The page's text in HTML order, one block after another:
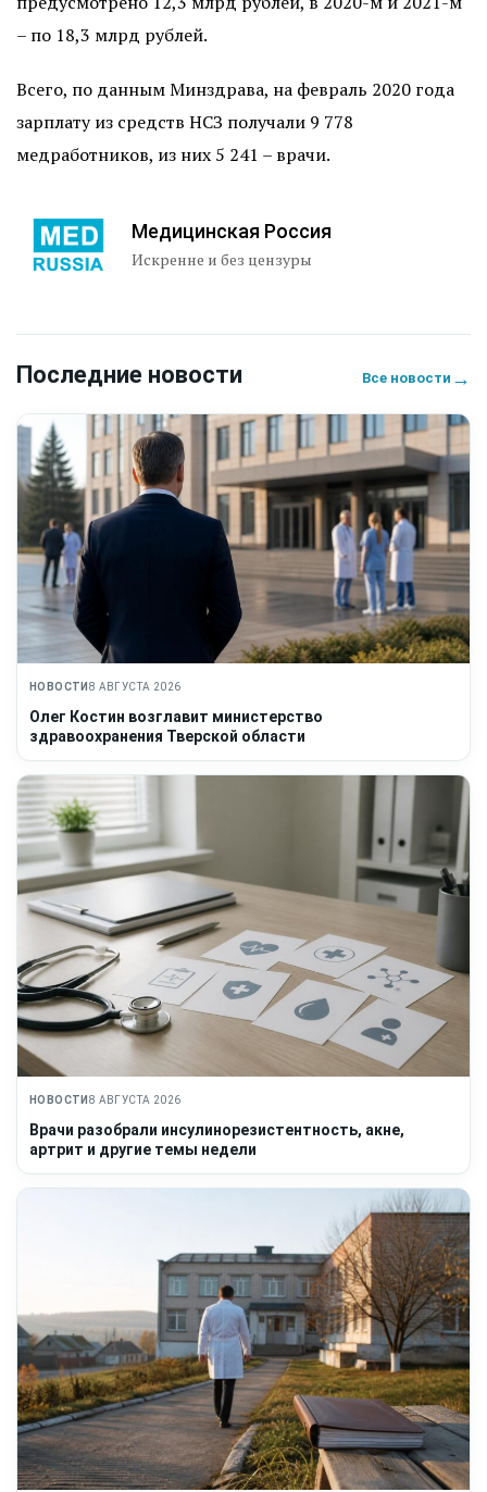
– по 18,3 млрд рублей.
Всего, по данным Минздрава, на февраль 2020 года
зарплату из средств НСЗ получали 9 778
медработников, из них 5 241 – врачи.
Медицинская Россия
Искренне и без цензуры
Последние новости Все новости →
НОВОСТИ 8 АВГУСТА 2026
Олег Костин возглавит министерство
здравоохранения Тверской области
НОВОСТИ 8 АВГУСТА 2026
Врачи разобрали инсулинорезистентность, акне,
артрит и другие темы недели